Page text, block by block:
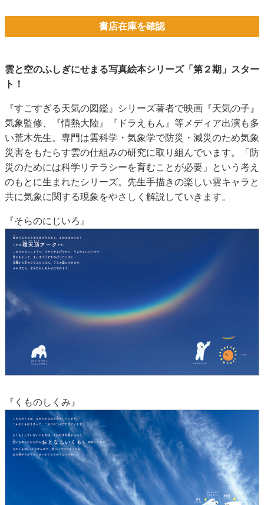
書店在庫を確認
雲と空のふしぎにせまる写真絵本シリーズ「第２期」スター
ト！
『すごすぎる天気の図鑑』シリーズ著者で映画『天気の子』
気象監修、『情熱大陸』『ドラえもん』等メディア出演も多
い荒木先生。専門は雲科学・気象学で防災・減災のため気象
災害をもたらす雲の仕組みの研究に取り組んでいます。「防
災のためには科学リテラシーを育むことが必要」という考え
のもとに生まれたシリーズ。先生手描きの楽しい雲キャラと
共に気象に関する現象をやさしく解説していきます。
『そらのにじいろ』
『くものしくみ』